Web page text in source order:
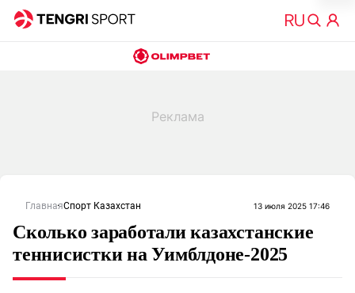
ГлавнаяСпорт Казахстан 13 июля 2025 17:46
Сколько заработали казахстанские
теннисистки на Уимблдоне-2025